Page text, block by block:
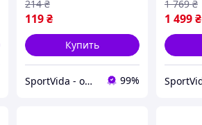
119 ₴
214 ₴
Купить
SportVida - официальный интернет-магазин 99%
1 499₴
1 769 ₴